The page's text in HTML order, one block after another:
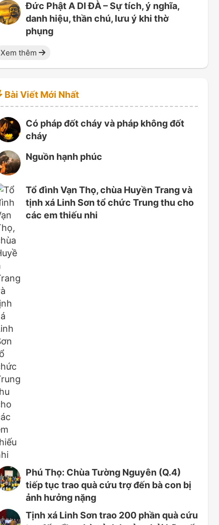
Đức Phật A DI ĐÀ – Sự tích, ý nghĩa,
danh hiệu, thần chú, lưu ý khi thờ
phụng
Xem thêm
Bài Viết Mới Nhất
Có pháp đốt cháy và pháp không đốt
cháy
Nguồn hạnh phúc
Tổ đình Vạn Thọ, chùa Huyền Trang và
tịnh xá Linh Sơn tổ chức Trung thu cho
các em thiếu nhi
Phú Thọ: Chùa Tường Nguyên (Q.4)
tiếp tục trao quà cứu trợ đến bà con bị
ảnh hưởng nặng
Tịnh xá Linh Sơn trao 200 phần quà cứu